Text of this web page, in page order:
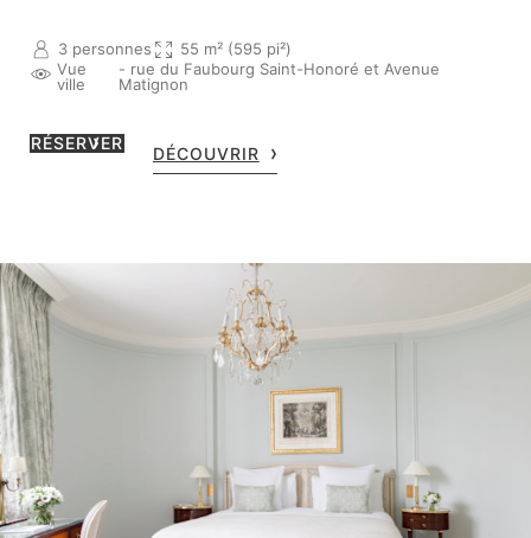
3 personnes
55 m² (595 pi²)
Vue
ville
- rue du Faubourg Saint-Honoré et Avenue
Matignon
RÉSERVER
DÉCOUVRIR